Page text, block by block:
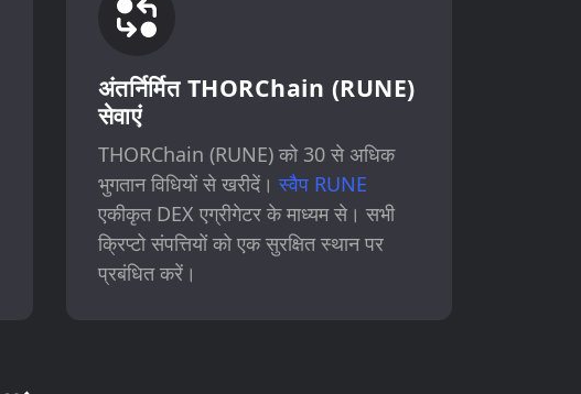
अंतर्निर्मित THORChain (RUNE)
सेवाएं
THORChain (RUNE) को 30 से अधिक
भुगतान विधियों से खरीदें।स्वैप RUNE
एकीकृत DEX एग्रीगेटर के माध्यम से। सभी
क्रिप्टो संपत्तियों को एक सुरक्षित स्थान पर
प्रबंधित करें।